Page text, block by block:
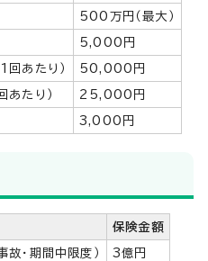
500万円（最大）
5,000円
回あたり） 50,000円
あたり） 25,000円
3,000円
保険金額
故・期間中限度） 3億円